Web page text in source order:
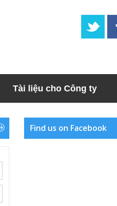
Tài liệu cho Công ty
Find us on Facebook